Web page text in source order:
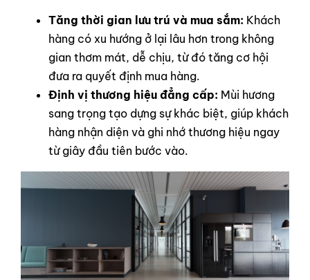
Tăng thời gian lưu trú và mua sắm: Khách
hàng có xu hướng ở lại lâu hơn trong không
gian thơm mát, dễ chịu, từ đó tăng cơ hội
đưa ra quyết định mua hàng.
Định vị thương hiệu đẳng cấp: Mùi hương
sang trọng tạo dựng sự khác biệt, giúp khách
hàng nhận diện và ghi nhớ thương hiệu ngay
từ giây đầu tiên bước vào.